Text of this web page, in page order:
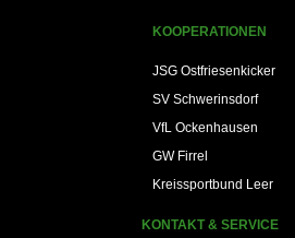
KOOPERATIONEN
JSG Ostfriesenkicker
SV Schwerinsdorf
VfL Ockenhausen
GW Firrel
Kreissportbund Leer
KONTAKT & SERVICE